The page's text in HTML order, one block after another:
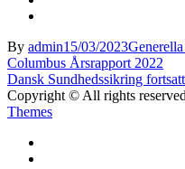
By admin15/03/2023
Indlægsnavigation
Columbus Årsrapport 2022
Dansk Sundhedssikring
Copyright © All rights
Themes